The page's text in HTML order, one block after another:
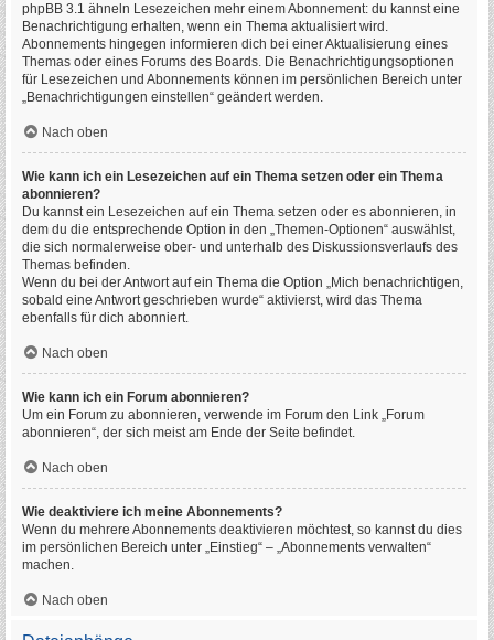
phpBB 3.1 ähneln Lesezeichen mehr einem Abonnement: du kannst eine
Benachrichtigung erhalten, wenn ein Thema aktualisiert wird.
Abonnements hingegen informieren dich bei einer Aktualisierung eines
Themas oder eines Forums des Boards. Die Benachrichtigungsoptionen
für Lesezeichen und Abonnements können im persönlichen Bereich unter
„Benachrichtigungen einstellen“ geändert werden.
Nach oben
Wie kann ich ein Lesezeichen auf ein Thema setzen oder ein Thema
abonnieren?
Du kannst ein Lesezeichen auf ein Thema setzen oder es abonnieren, in
dem du die entsprechende Option in den „Themen-Optionen“ auswählst,
die sich normalerweise ober- und unterhalb des Diskussionsverlaufs des
Themas befinden.
Wenn du bei der Antwort auf ein Thema die Option „Mich benachrichtigen,
sobald eine Antwort geschrieben wurde“ aktivierst, wird das Thema
ebenfalls für dich abonniert.
Nach oben
Wie kann ich ein Forum abonnieren?
Um ein Forum zu abonnieren, verwende im Forum den Link „Forum
abonnieren“, der sich meist am Ende der Seite befindet.
Nach oben
Wie deaktiviere ich meine Abonnements?
Wenn du mehrere Abonnements deaktivieren möchtest, so kannst du dies
im persönlichen Bereich unter „Einstieg“ – „Abonnements verwalten“
machen.
Nach oben